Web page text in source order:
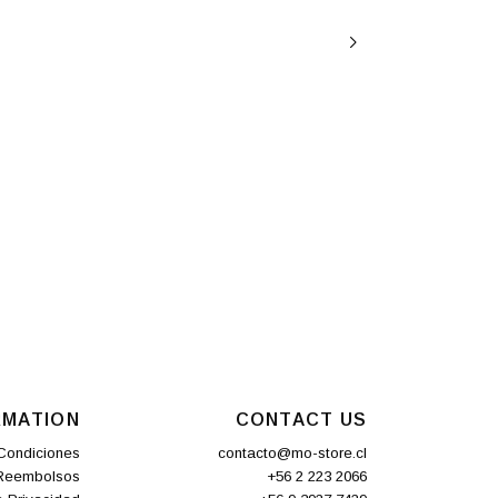
CONTACT US
contacto@mo-store.cl
+56 2 223 2066